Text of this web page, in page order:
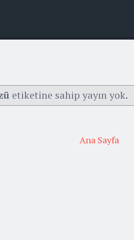
etiketine sahip yayın yok.
Ana Sayfa